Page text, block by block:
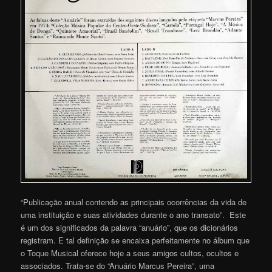
“Publicação anual contendo as principais ocorrências da vida de
uma instituição e suas atividades durante o ano transato”. Este
é um dos significados da palavra “anuário”, que os dicionários
registram. E tal definição se encaixa perfeitamente no álbum que
o Toque Musical oferece hoje a seus amigos cultos, ocultos e
associados. Trata-se do “Anuário Marcus Pereira”, uma